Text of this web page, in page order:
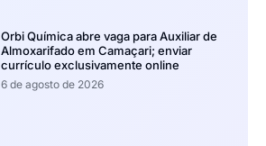
Orbi Química abre vaga para Auxiliar de
Almoxarifado em Camaçari; enviar
currículo exclusivamente online
6 de agosto de 2026